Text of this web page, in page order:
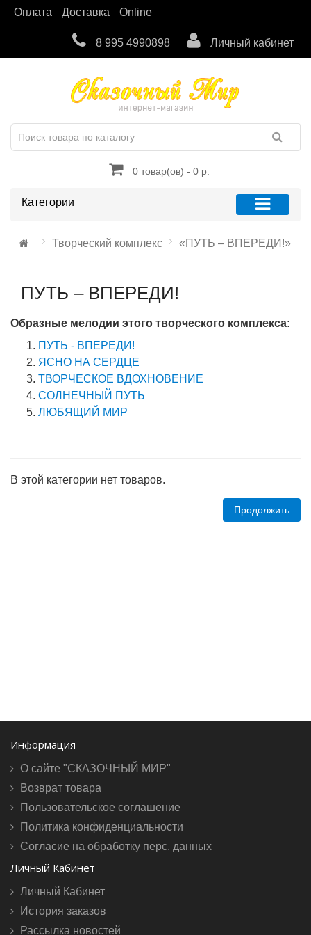
Оплата Доставка Online
8 995 4990898 Личный кабинет
0 товар(ов) - 0 р.
Категории
Творческий комплекс «ПУТЬ – ВПЕРЕДИ!»
ПУТЬ – ВПЕРЕДИ!
Образные мелодии этого творческого комплекса:
ПУТЬ - ВПЕРЕДИ!
ЯСНО НА СЕРДЦЕ
ТВОРЧЕСКОЕ ВДОХНОВЕНИЕ
СОЛНЕЧНЫЙ ПУТЬ
ЛЮБЯЩИЙ МИР
В этой категории нет товаров.
Продолжить
Информация
О сайте "СКАЗОЧНЫЙ МИР"
Возврат товара
Пользовательское соглашение
Политика конфиденциальности
Согласие на обработку перс. данных
Личный Кабинет
Личный Кабинет
История заказов
Рассылка новостей